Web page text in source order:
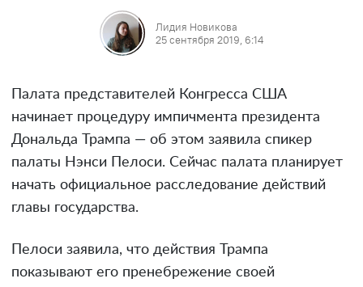
Лидия Новикова
25 сентября 2019, 6:14
Палата представителей Конгресса США
начинает процедуру импичмента президента
Дональда Трампа — об этом заявила спикер
палаты Нэнси Пелоси. Сейчас палата планирует
начать официальное расследование действий
главы государства.
Пелоси заявила, что действия Трампа
показывают его пренебрежение своей